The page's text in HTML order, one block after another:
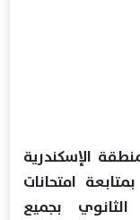
الإسكندرية
امتحانات
الثانوي بجميع